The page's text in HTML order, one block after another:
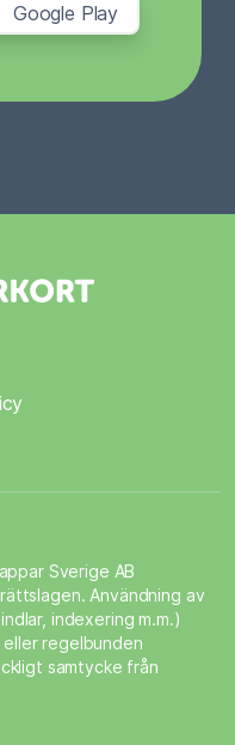
Google Play
Sverige AB
Användning av
indexering m.m.)
regelbunden
samtycke från